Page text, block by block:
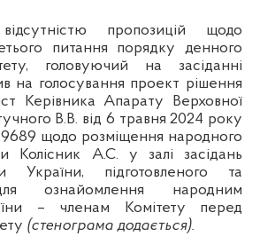
пропозицій щодо
питання порядку денного
головуючий на засіданні
на голосування проект рішення
Керівника Апарату Верховної
В.В. від 6 травня 2024 року
щодо розміщення народного
Колісник А.С. у залі засідань
України, підготовленого та
ознайомлення народним
– членам Комітету перед
(стенограма додається).